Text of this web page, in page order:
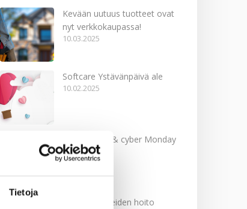
Tietoja
Kevään uutuus tuotteet ovat
nyt verkkokaupassa!
10.03.2025
Softcare Ystävänpäivä ale
10.02.2025
Black Friday & cyber Monday
2024!
29.11.2024
Nahkakalusteiden hoito